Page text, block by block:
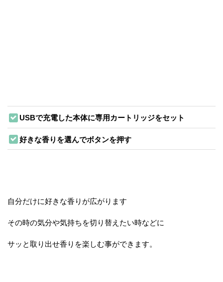
USBで充電した本体に専用カートリッジをセット
好きな香りを選んでボタンを押す
自分だけに好きな香りが広がります
その時の気分や気持ちを切り替えたい時などに
サッと取り出せ香りを楽しむ事ができます。